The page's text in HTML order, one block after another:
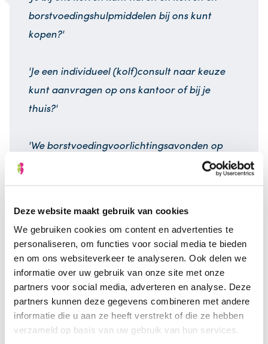
Deze website maakt gebruik van cookies
We gebruiken cookies om content en advertenties te
personaliseren, om functies voor social media te bieden
en om ons websiteverkeer te analyseren. Ook delen we
informatie over uw gebruik van onze site met onze
partners voor social media, adverteren en analyse. Deze
partners kunnen deze gegevens combineren met andere
informatie die u aan ze heeft verstrekt of die ze hebben
verzameld op basis van uw gebruik van hun services.
borstvoedingshulpmiddelen bij ons kunt
kopen?'
'Je een individueel (kolf)consult naar keuze
kunt aanvragen op ons kantoor of bij je
thuis?'
'We borstvoedingvoorlichtingsavonden op
Inschrijven kraamzorg
Referenties
“Op 22 mei 2016 ben ik bevallen van onze
prachtige zoon Midas. Midas wist niet goed
wat hij met mijn borst aan moest, dus ben ik